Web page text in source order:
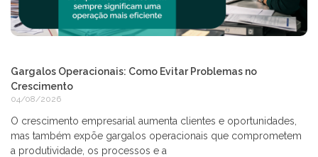
Gargalos Operacionais: Como Evitar Problemas no
Crescimento
04/08/2026
O crescimento empresarial aumenta clientes e oportunidades,
mas também expõe gargalos operacionais que comprometem
a produtividade, os processos e a